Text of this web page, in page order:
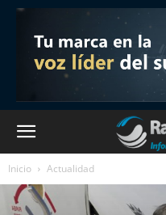
Inicio Actualidad